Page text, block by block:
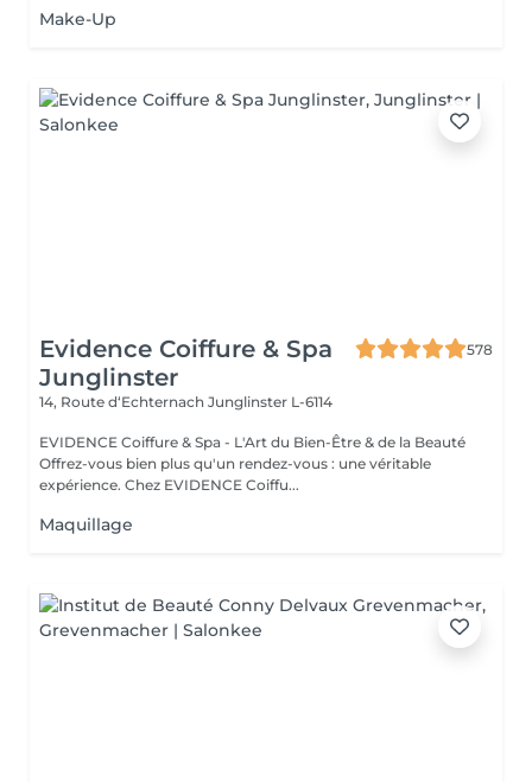
Make-Up
Evidence Coiffure & Spa
Junglinster
578
14, Route d‘Echternach Junglinster L-6114
EVIDENCE Coiffure & Spa - L'Art du Bien-Être & de la Beauté
Offrez-vous bien plus qu'un rendez-vous : une véritable
expérience. Chez EVIDENCE Coiffu...
Maquillage